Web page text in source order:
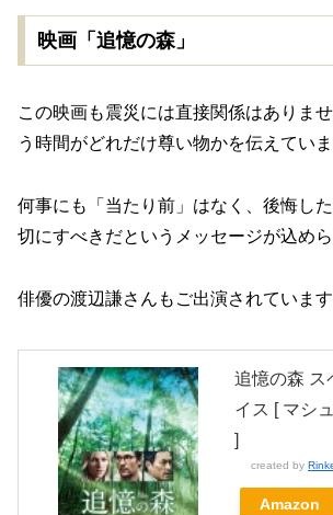
映画「追憶の森」
この映画も震災には直接関係はありま
う時間がどれだけ尊い物かを伝えていま
何事にも「当たり前」はなく、後悔し
切にすべきだというメッセージが込めら
俳優の渡辺謙さんもご出演されています
追憶の森 ス
イス [ マシ
]
created by
Amazon